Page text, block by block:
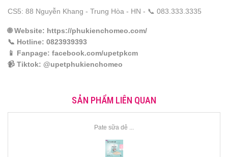
CS5: 88 Nguyễn Khang - Trung Hòa - HN - 📞 083.333.3335
🌐Website: https://phukienchomeo.com/
📞 Hotline: 0823939393
📱 Fanpage: facebook.com/upetpkcm
📹 Tiktok: @upetphukienchomeo
SẢN PHẨM LIÊN QUAN
Pate sữa dê ...